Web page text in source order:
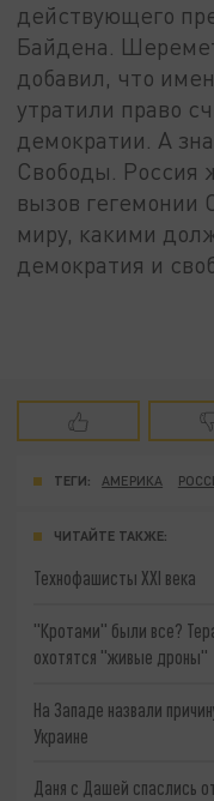
действующего
Байдена.
добавил, что
утратили право
демократии. А
Свободы. Россия
вызов
миру, какими
демократия и
ТЕГИ: АМЕРИКА
ЧИТАЙТЕ ТАКЖЕ:
Технофашисты XXI века
"Кротами" были все?
охотятся "живые дроны"
На Западе назвали
Украине
Даня с Дашей спаслись